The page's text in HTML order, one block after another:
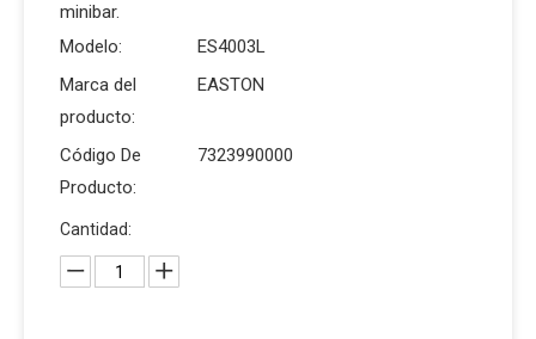
minibar.
Modelo:
ES4003L
Marca del
producto:
EASTON
Código De
Producto:
7323990000
Cantidad: